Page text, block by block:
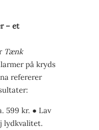
– et
Tænk
på kryds
refererer
599 kr. ● Lav
lydkvalitet.